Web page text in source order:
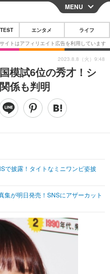
CLOSE
スマートフォン
その他
映画・ドラマ
その他
MENU
エンタメ ライフ
模試6位の秀才！シ
係も判明
で披露！タイトなミニワンピ姿披
集が明日発売！SNSにアザーカット
2023.8.8（火）9:48